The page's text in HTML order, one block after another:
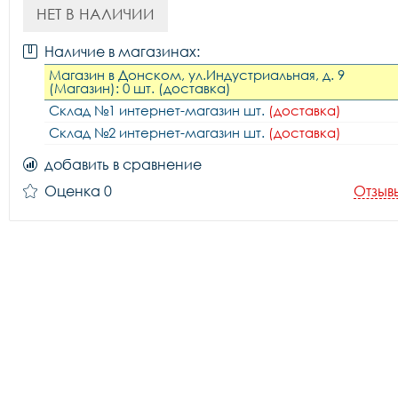
НЕТ В НАЛИЧИИ
Наличие в магазинах:
Магазин в Донском, ул.Индустриальная, д. 9
(Магазин): 0 шт. (доставка)
Склад №1 интернет-магазин шт. (доставка)
Склад №2 интернет-магазин шт. (доставка)
добавить в сравнение
Оценка 0